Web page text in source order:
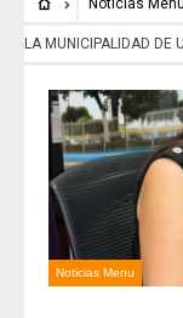
Noticias Menu
LA MUNICIPALIDAD DE
Noticias Menu